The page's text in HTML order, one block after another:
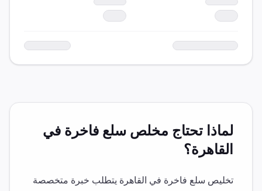
لماذا تحتاج مخلص سلع فاخرة في
القاهرة؟
تخليص سلع فاخرة في القاهرة يتطلب خبرة متخصصة